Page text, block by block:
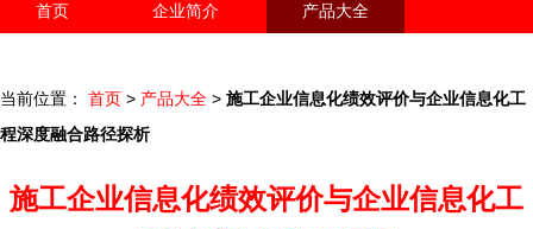
首页 企业简介 产品大全
当前位置： 首页 > 产品大全 > 施工企业信息化绩效评价与企业信息化工
程深度融合路径探析
施工企业信息化绩效评价与企业信息化工